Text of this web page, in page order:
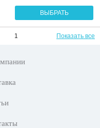
ВЫБРАТЬ
1 Показать все